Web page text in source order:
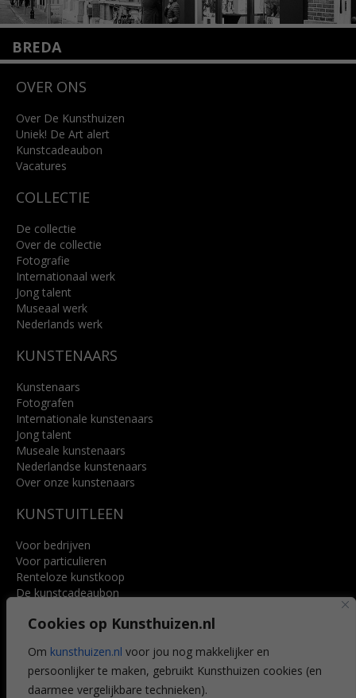
Cookies op Kunsthuizen.nl
Om kunsthuizen.nl voor jou nog makkelijker en
persoonlijker te maken, gebruikt Kunsthuizen cookies (en
daarmee vergelijkbare technieken).
BREDA
4818 SB Breda
info@kunsthuisbreda.nl
Lees meer
OVER ONS
Over De Kunsthuizen
Uniek! De Art alert
Kunstcadeaubon
Vacatures
COLLECTIE
De collectie
Over de collectie
Fotografie
Internationaal werk
Jong talent
Museaal werk
Nederlands werk
KUNSTENAARS
Kunstenaars
Fotografen
Internationale kunstenaars
Jong talent
Museale kunstenaars
Nederlandse kunstenaars
Over onze kunstenaars
KUNSTUITLEEN
Voor bedrijven
Voor particulieren
Renteloze kunstkoop
De kunstcadeaubon
Voordelen
Veelgestelde vragen
CONTACT